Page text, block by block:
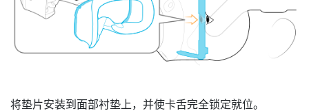
将垫片安装到面部衬垫上，并使卡舌完全锁定就位。